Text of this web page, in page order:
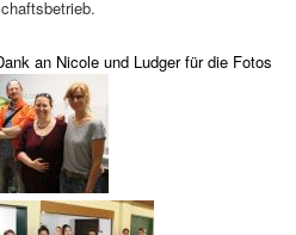
an Nicole und Ludger für die Fotos